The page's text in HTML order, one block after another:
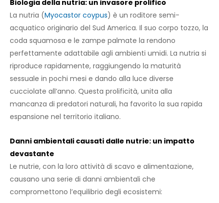
Biologia della nutria: un invasore prolifico
La nutria (Myocastor coypus) è un roditore semi-
acquatico originario del Sud America. Il suo corpo tozzo, la
coda squamosa e le zampe palmate la rendono
perfettamente adattabile agli ambienti umidi. La nutria si
riproduce rapidamente, raggiungendo la maturità
sessuale in pochi mesi e dando alla luce diverse
cucciolate all’anno. Questa prolificità, unita alla
mancanza di predatori naturali, ha favorito la sua rapida
espansione nel territorio italiano.
Danni ambientali causati dalle nutrie: un impatto
devastante
Le nutrie, con la loro attività di scavo e alimentazione,
causano una serie di danni ambientali che
compromettono l’equilibrio degli ecosistemi: